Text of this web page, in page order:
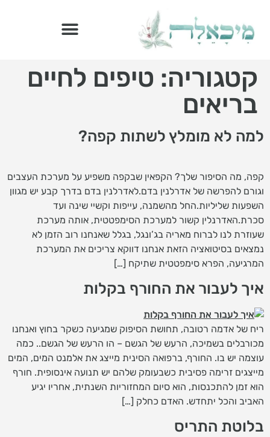
קטגוריה: טיפים לחיים
בריאים
למה לא מומלץ לשתות קפה?
קפה, מה הסיפור שלך? הקפאין שבקפה משפיע על מערכת העצבים
וגורם להפרשה של אדרלנין בדם.לאדרלנין בדם בדרך קבע יש מגוון
השפעות שליליות.החל מהשמנה, עייפות וקשיי שינה ועד
סכרת.האדרנלין קשור למערכת הסימפטטית, אותה מערכת
שעוזרת לנו לברוח מאריה בג’ונגל, בגלל שאנחנו רוב הזמן לא
נמצאים בסיטואציה הזאת אנחנו דווקא צריכים את המערכת
המרגיעה, הפרא סימפטטית שתיקח […]
איך לעבור את החורף בקלות
ריח של אדמה רטובה, תחושת הסיפוק שמגיעה כשקר בחוץ ואנחנו
מכורבלים בשמיכה, הרעש של הגשם – הו הרעש של הגשם.. כמה
עוצמה יש בו. החורף, ברפואה הסינית מייצג את אלמנט המים, המים
מייצגים זרימה פסיבית כשבעומק שלהם יש תנועה אינסופית. חורף
הוא זמן להתכנסות, הוא סיום המחזוריות השנתית, אחריו יגיע
האביב והכל יתחדש. האדם כחלק […]
בלוטת התריס